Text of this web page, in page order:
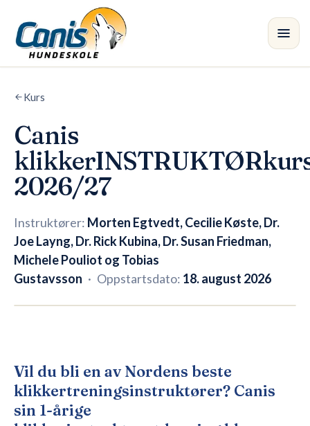
Skip to main content
Kurs
Avdelinger
Instruktører
Blogg
Kurs
Canis
2026/27
Instruktører: Morten Egtvedt, Cecilie Køste, Dr.
Joe Layng, Dr. Rick Kubina, Dr. Susan Friedman,
Michele Pouliot og Tobias
Gustavsson · Oppstartsdato: 18. august 2026
Vil du bli en av Nordens beste
klikkertreningsinstruktører? Canis
sin 1-årige